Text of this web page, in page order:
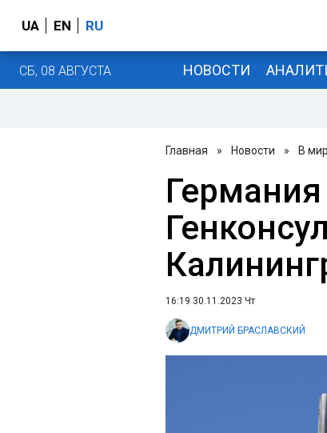
UA EN RU
СБ, 08 АВГУСТА НОВОСТИ
Главная » Новости » В
16:19 30.11.2023 Чт
ДМИТРИЙ БРАСЛАВСКИЙ